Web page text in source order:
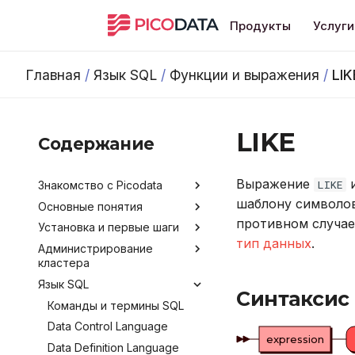
Продукты Услуги
Главная / Язык SQL / Функции и выражения /
Содержание
Знакомство с Picodata
Общее описание продукта
Преимущества Picodata
Сценарии использования
Picodata
Обратная связь и
получение помощи
Лицензирование
Версионирование
Основные понятия
Типы таблиц
Установка и первые шаги
Установка Picodata
Запуск Picodata
Создание кластера
Развёртывание кластера
через Kubernetes Operator
Добавление узлов
Администрирование
кластера
Конфигурирование
Обзор методов
конфигурирования
Аргументы командной
Мониторинг
Получение данных о
кластере
Развертывание кластера
через Ansible
Язык SQL
Команды и термины SQL
Data Control Language
Data Definition Language
LIKE
Выражение LIKE
шаблону
противном
тип данных.
Синтаксис
expression